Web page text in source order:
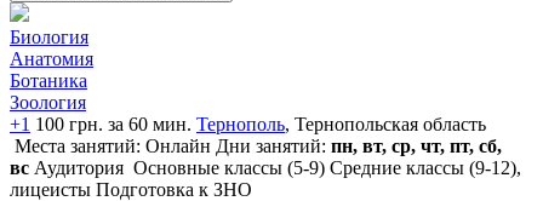
Биология
Анатомия
Ботаника
Зоология
+1 100 грн. за 60 мин. Тернополь, Тернопольская область
Места занятий: Онлайн Дни занятий: пн, вт, ср, чт, пт, сб,
вс Аудитория Основные классы (5-9) Средние классы (9-12),
лицеисты Подготовка к ЗНО